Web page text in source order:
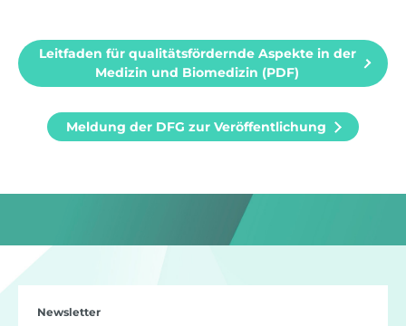
Leitfaden für qualitätsfördernde Aspekte in der
Medizin und Biomedizin (PDF)
Meldung der DFG zur Veröffentlichung
Newsletter